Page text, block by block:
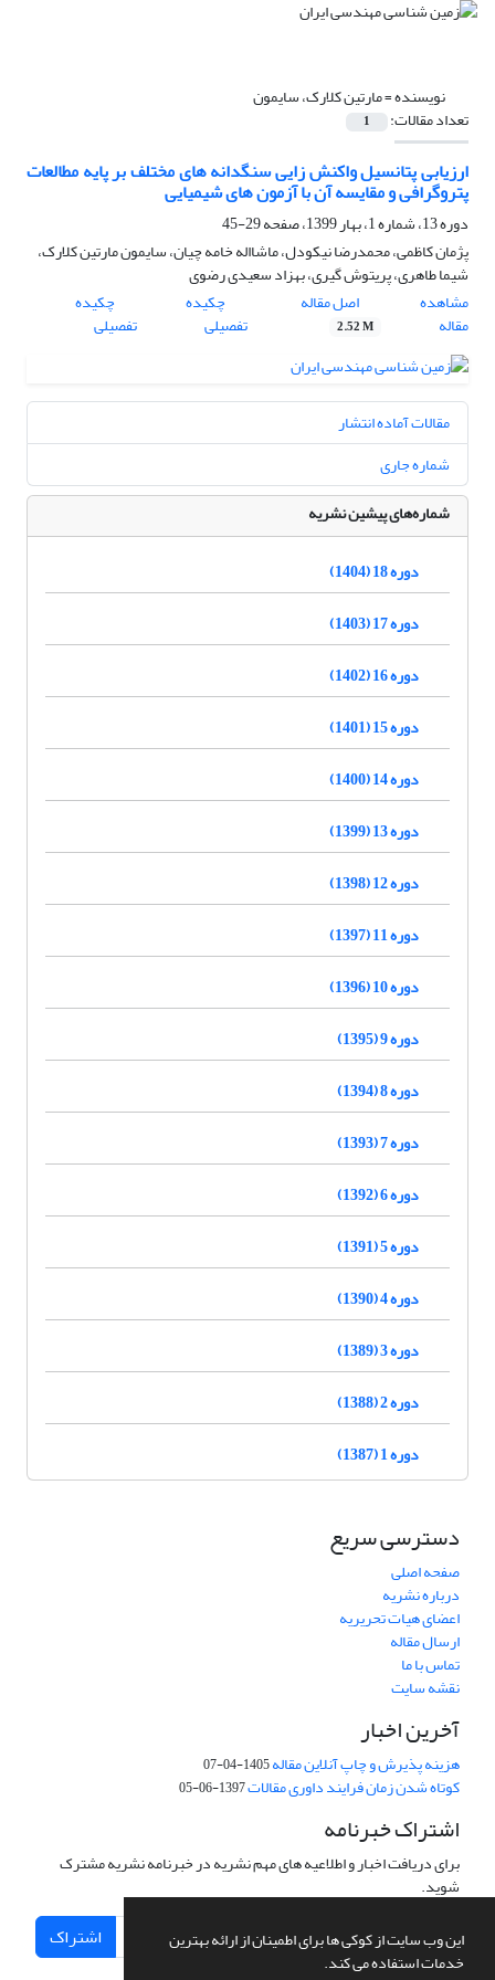
این وب سایت از کوکی ها برای اطمینان از ارائه بهترین
خدمات استفاده می کند.
نویسنده =مارتین کلارک، سایمون
تعداد مقالات: 1
ارزیابی پتانسیل واکنش زایی سنگدانه های مختلف بر پایه مطالعات
پتروگرافی و مقایسه آن با آزمون های شیمیایی
دوره 13، شماره 1، بهار 1399، صفحه
29-45
پژمان کاظمی، محمدرضا نیکودل، ماشااله خامه چیان، سایمون مارتین کلارک،
شیما طاهری، پریتوش گیری، بهزاد سعیدی رضوی
مشاهده
مقاله
اصل مقاله
2.52 M
چکیده
تفصیلی
چکیده
تفصیلی
مقالات آماده انتشار
شماره جاری
شماره‌های پیشین نشریه
دوره 18 (1404)
دوره 17 (1403)
دوره 16 (1402)
دوره 15 (1401)
دوره 14 (1400)
دوره 13 (1399)
دوره 12 (1398)
دوره 11 (1397)
دوره 10 (1396)
دوره 9 (1395)
دوره 8 (1394)
دوره 7 (1393)
دوره 6 (1392)
دوره 5 (1391)
دوره 4 (1390)
دوره 3 (1389)
دوره 2 (1388)
دوره 1 (1387)
دسترسی سریع
صفحه اصلی
درباره نشریه
اعضای هیات تحریریه
ارسال مقاله
تماس با ما
نقشه سایت
آخرین اخبار
هزینه پذیرش و چاپ آنلاین مقاله1405-04-07
کوتاه شدن زمان فرایند داوری مقالات1397-06-05
اشتراک خبرنامه
برای دریافت اخبار و اطلاعیه های مهم نشریه در خبرنامه نشریه مشترک
شوید.
اشتراک